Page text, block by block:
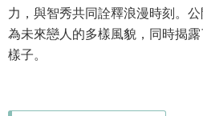
力，與智秀共同詮釋浪漫時刻。
為未來戀人的多樣風貌，同時揭
樣子。